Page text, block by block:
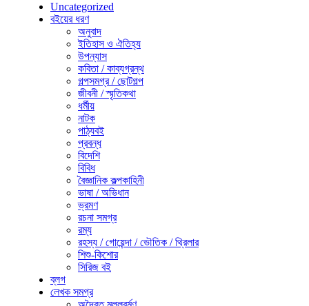
Uncategorized
বইয়ের ধরণ
অনুবাদ
ইতিহাস ও ঐতিহ্য
উপন্যাস
কবিতা / কাব্যগ্রন্থ
গল্পসমগ্র / ছোটগল্প
জীবনী / স্মৃতিকথা
ধর্মীয়
নাটক
পাঠ্যবই
প্রবন্ধ
বিদেশি
বিবিধ
বৈজ্ঞানিক কল্পকাহিনী
ভাষা / অভিধান
ভ্রমণ
রচনা সমগ্র
রম্য
রহস্য / গোয়েন্দা / ভৌতিক / থ্রিলার
শিশু-কিশোর
সিরিজ বই
ব্লগ
লেখক সমগ্র